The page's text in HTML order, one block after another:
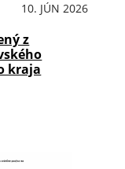
10. JÚN 2026
z
kraja